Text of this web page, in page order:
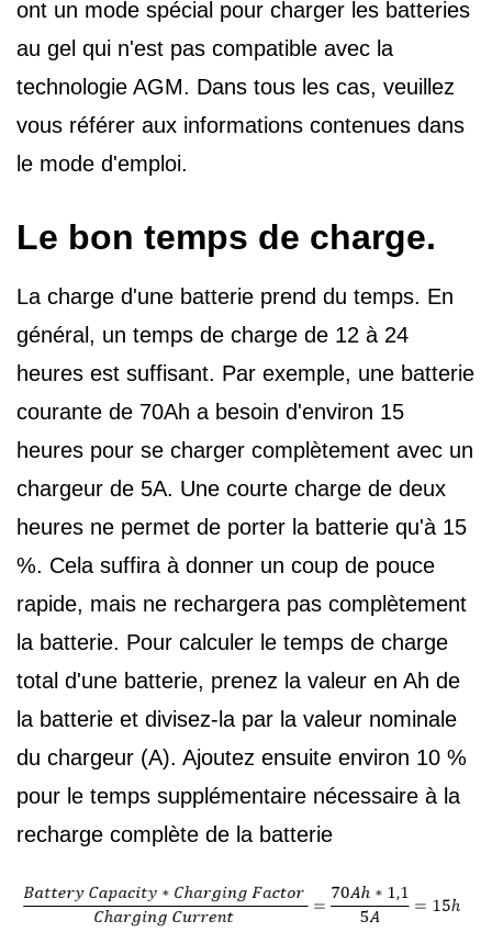
ont un mode spécial pour charger les batteries
au gel qui n'est pas compatible avec la
technologie AGM. Dans tous les cas, veuillez
vous référer aux informations contenues dans
le mode d'emploi.
Le bon temps de charge.
La charge d'une batterie prend du temps. En
général, un temps de charge de 12 à 24
heures est suffisant. Par exemple, une batterie
courante de 70Ah a besoin d'environ 15
heures pour se charger complètement avec un
chargeur de 5A. Une courte charge de deux
heures ne permet de porter la batterie qu'à 15
%. Cela suffira à donner un coup de pouce
rapide, mais ne rechargera pas complètement
la batterie. Pour calculer le temps de charge
total d'une batterie, prenez la valeur en Ah de
la batterie et divisez-la par la valeur nominale
du chargeur (A). Ajoutez ensuite environ 10 %
pour le temps supplémentaire nécessaire à la
recharge complète de la batterie